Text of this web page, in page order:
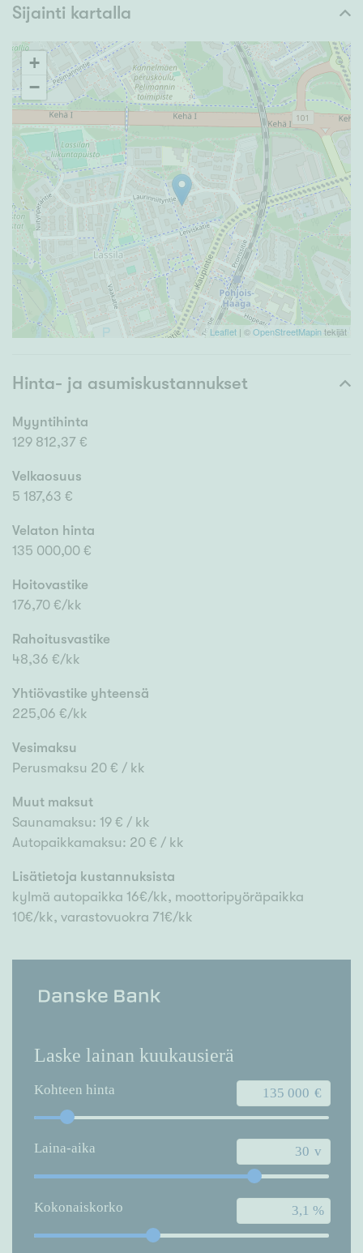
Sijainti kartalla
+
−
Leaflet | ©OpenStreetMapintekijät
Hinta- ja asumiskustannukset
Myyntihinta
129 812,37 €
Velkaosuus
5 187,63 €
Velaton hinta
135 000,00 €
Hoitovastike
176,70 €/kk
Rahoitusvastike
48,36 €/kk
Yhtiövastike yhteensä
225,06 €/kk
Vesimaksu
Perusmaksu 20 € / kk
Muut maksut
Saunamaksu: 19 € / kk
Autopaikkamaksu: 20 € / kk
Lisätietoja kustannuksista
kylmä autopaikka 16€/kk, moottoripyöräpaikka
10€/kk, varastovuokra 71€/kk